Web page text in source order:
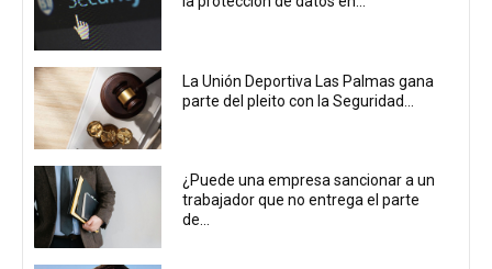
La Unión Deportiva Las Palmas gana
parte del pleito con la Seguridad...
¿Puede una empresa sancionar a un
trabajador que no entrega el parte
de...